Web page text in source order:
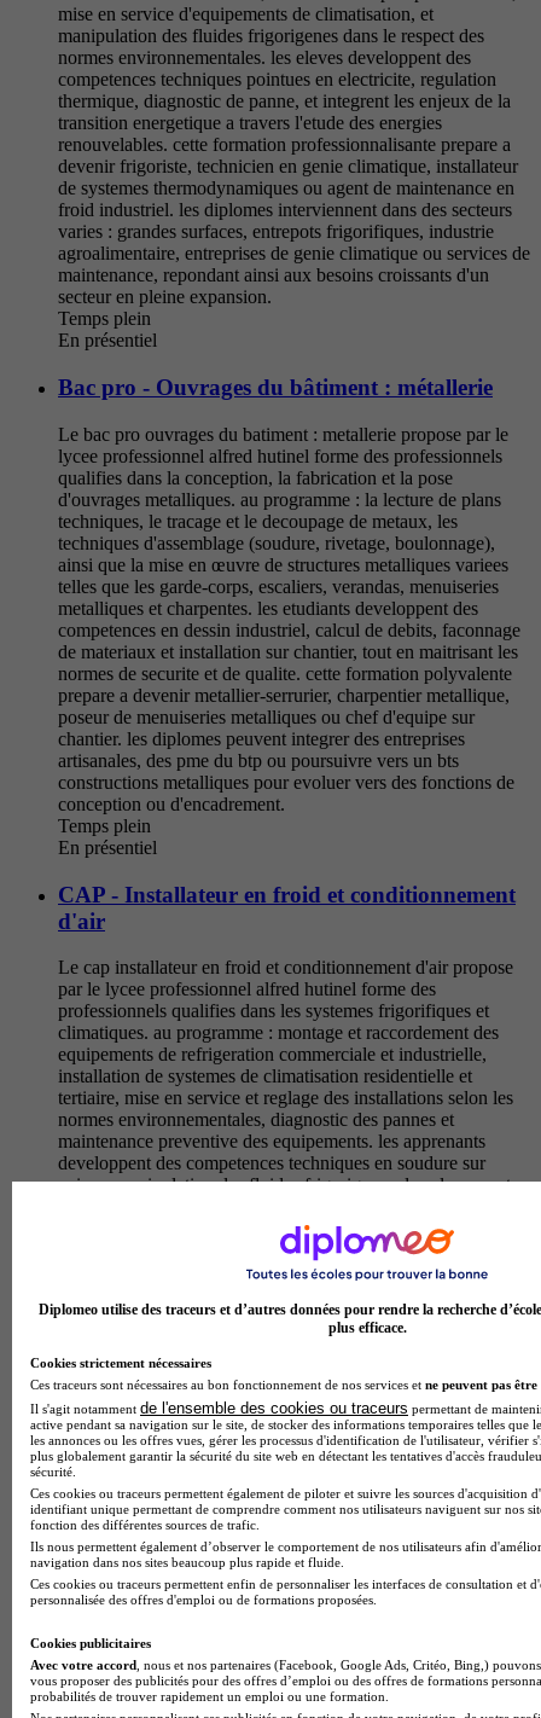
mise en service d'equipements de climatisation, et
manipulation des fluides frigorigenes dans le respect des
normes environnementales. les eleves developpent des
competences techniques pointues en electricite, regulation
thermique, diagnostic de panne, et integrent les enjeux de la
transition energetique a travers l'etude des energies
renouvelables. cette formation professionnalisante prepare a
devenir frigoriste, technicien en genie climatique, installateur
de systemes thermodynamiques ou agent de maintenance en
froid industriel. les diplomes interviennent dans des secteurs
varies : grandes surfaces, entrepots frigorifiques, industrie
agroalimentaire, entreprises de genie climatique ou services de
maintenance, repondant ainsi aux besoins croissants d'un
secteur en pleine expansion.
Temps plein
En présentiel
Bac pro - Ouvrages du bâtiment : métallerie
Le bac pro ouvrages du batiment : metallerie propose par le
lycee professionnel alfred hutinel forme des professionnels
qualifies dans la conception, la fabrication et la pose
d'ouvrages metalliques. au programme : la lecture de plans
techniques, le tracage et le decoupage de metaux, les
techniques d'assemblage (soudure, rivetage, boulonnage),
ainsi que la mise en œuvre de structures metalliques variees
telles que les garde-corps, escaliers, verandas, menuiseries
metalliques et charpentes. les etudiants developpent des
competences en dessin industriel, calcul de debits, faconnage
de materiaux et installation sur chantier, tout en maitrisant les
normes de securite et de qualite. cette formation polyvalente
prepare a devenir metallier-serrurier, charpentier metallique,
poseur de menuiseries metalliques ou chef d'equipe sur
chantier. les diplomes peuvent integrer des entreprises
artisanales, des pme du btp ou poursuivre vers un bts
constructions metalliques pour evoluer vers des fonctions de
conception ou d'encadrement.
Temps plein
En présentiel
CAP - Installateur en froid et conditionnement
d'air
Le cap installateur en froid et conditionnement d'air propose
par le lycee professionnel alfred hutinel forme des
professionnels qualifies dans les systemes frigorifiques et
climatiques. au programme : montage et raccordement des
equipements de refrigeration commerciale et industrielle,
installation de systemes de climatisation residentielle et
tertiaire, mise en service et reglage des installations selon les
normes environnementales, diagnostic des pannes et
maintenance preventive des equipements. les apprenants
developpent des competences techniques en soudure sur
cuivre, manipulation des fluides frigorigenes dans le respect
electriques, ainsi qu'en gestion de la relation client sur
chantier. a l'issue de cette formation, les diplomes exercent
comme frigoristes, techniciens en climatisation, monteurs en
climatique, dans des entreprises d'installation, des services de
maintenance ou aupres de distributeurs specialises.
Temps plein
En présentiel
CAP - Métallier
Le cap metallier du lycee professionnel alfred hutinel forme
aux techniques essentielles de la metallerie : tracage, decoupe,
cintrage, soudage et assemblage des metaux. les eleves
apprennent a fabriquer et installer des ouvrages metalliques
varies tels que portails, rampes d'escalier, garde-corps,
structures metalliques et menuiseries metalliques. la formation
developpe des competences en lecture de plans techniques,
et finitions qualitatives. l'enseignement allie pratique en atelier
et connaissances technologiques pour maitriser les procedes
de fabrication et de pose. a l'issue du diplome, les titulaires
peuvent exercer comme metallier-serrurier, ferronniers d'art,
Diplomeo utilise des traceurs et d’autres données pour rendre la recherche
plus efficace.
Cookies strictement nécessaires
Ces traceurs sont nécessaires au bon fonctionnement de nos services et ne peuvent pas être
Il s'agit notamment de l'ensemble des cookies ou traceurs permettant de
active pendant sa navigation sur le site, de stocker des informations temporaires telles que
les annonces ou les offres vues, gérer les processus d'identification de l'utilisateur, vérifier
plus globalement garantir la sécurité du site web en détectant les tentatives d'accès
sécurité.
Ces cookies ou traceurs permettent également de piloter et suivre les sources d'acquisition
identifiant unique permettant de comprendre comment nos utilisateurs naviguent sur nos
fonction des différentes sources de trafic.
Ils nous permettent également d’observer le comportement de nos utilisateurs afin
navigation dans nos sites beaucoup plus rapide et fluide.
Ces cookies ou traceurs permettent enfin de personnaliser les interfaces de consultation et
personnalisée des offres d'emploi ou de formations proposées.
Cookies publicitaires
Avec votre accord , nous et nos partenaires (Facebook, Google Ads, Critéo, Bing,)
vous proposer des publicités pour des offres d’emploi ou des offres de formations
probabilités de trouver rapidement un emploi ou une formation.